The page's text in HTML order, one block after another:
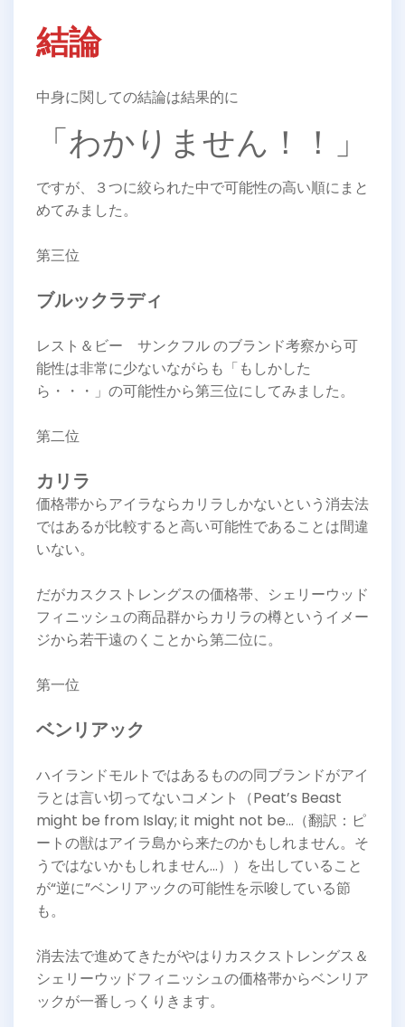
結論
中身に関しての結論は結果的に
「わかりません！！」
ですが、３つに絞られた中で可能性の高い順にまと
めてみました。
第三位
ブルックラディ
レスト＆ビー サンクフル のブランド考察から可
能性は非常に少ないながらも「もしかした
ら・・・」の可能性から第三位にしてみました。
第二位
カリラ
価格帯からアイラならカリラしかないという消去法
ではあるが比較すると高い可能性であることは間違
いない。
だがカスクストレングスの価格帯、シェリーウッド
フィニッシュの商品群からカリラの樽というイメー
ジから若干遠のくことから第二位に。
第一位
ベンリアック
ハイランドモルトではあるものの同ブランドがアイ
ラとは言い切ってないコメント（Peat’s Beast
might be from Islay; it might not be…（翻訳：ピ
ートの獣はアイラ島から来たのかもしれません。そ
うではないかもしれません…））を出していること
が“逆に”ベンリアックの可能性を示唆している節
も。
消去法で進めてきたがやはりカスクストレングス＆
シェリーウッドフィニッシュの価格帯からベンリア
ックが一番しっくりきます。